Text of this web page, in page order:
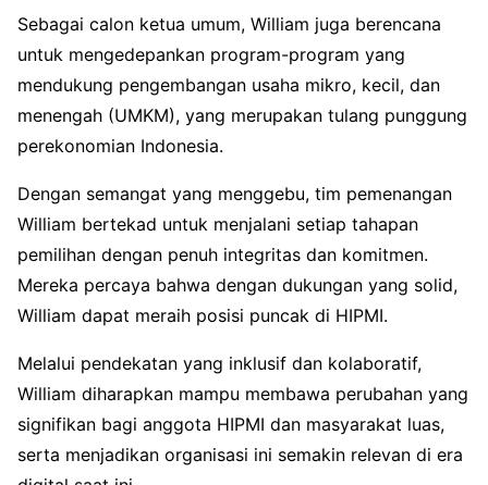
Sebagai calon ketua umum, William juga berencana
untuk mengedepankan program-program yang
mendukung pengembangan usaha mikro, kecil, dan
menengah (UMKM), yang merupakan tulang punggung
perekonomian Indonesia.
Dengan semangat yang menggebu, tim pemenangan
William bertekad untuk menjalani setiap tahapan
pemilihan dengan penuh integritas dan komitmen.
Mereka percaya bahwa dengan dukungan yang solid,
William dapat meraih posisi puncak di HIPMI.
Melalui pendekatan yang inklusif dan kolaboratif,
William diharapkan mampu membawa perubahan yang
signifikan bagi anggota HIPMI dan masyarakat luas,
serta menjadikan organisasi ini semakin relevan di era